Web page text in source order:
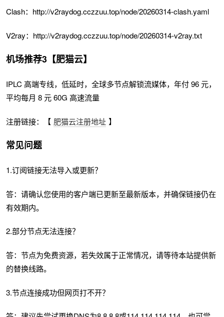
Clash：http://v2raydog.cczzuu.top/node/20260314-clash.yaml
V2ray：http://v2raydog.cczzuu.top/node/20260314-v2ray.txt
机场推荐3【肥猫云】
IPLC 高端专线，低延时，全球多节点解锁流媒体，年付 96 元，
平均每月 8 元 60G 高速流量
注册链接：【 肥猫云注册地址 】
常见问题
1.订阅链接无法导入或更新？
答：请确认您使用的客户端已更新至最新版本，并确保链接仍在
有效期内。
2.部分节点无法连接？
答：节点为免费资源，若失效属于正常情况，请等待本站提供新
的替换线路。
3.节点连接成功但网页打不开？